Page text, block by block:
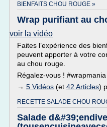
BIENFAITS CHOU ROUGE »
Wrap purifiant au
voir la vidéo
Faites l’expérience des
peuvent apporter à votre
au chou rouge.
Régalez-vous ! #wrapmania
→ 5 Vidéos (et 42 Articles)
RECETTE SALADE CHOU
Salade